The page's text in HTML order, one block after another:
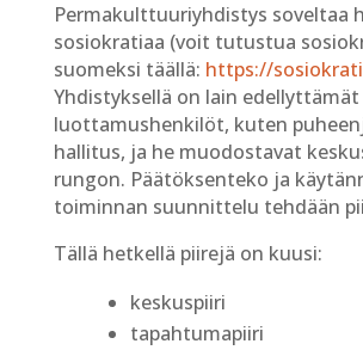
Permakulttuuriyhdistys soveltaa
sosiokratiaa (voit tutustua
suomeksi täällä: https://
Yhdistyksellä on lain edellyttämät
luottamushenkilöt, kuten
hallitus, ja he muodostavat
rungon. Päätöksenteko ja
toiminnan suunnittelu tehdään
Tällä hetkellä piirejä on kuusi:
keskuspiiri
tapahtumapiiri